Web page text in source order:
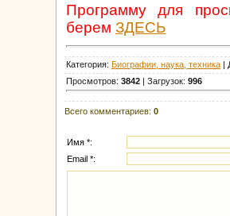
Программу для
берем ЗДЕСЬ
Категория: Биографии, наука, техника |
Просмотров: 3842 | Загрузок: 996
Всего комментариев: 0
Имя *:
Email *: